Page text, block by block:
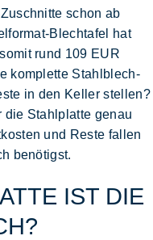
schon ab
Blechtafel hat
rund 109 EUR
komplette Stahlblech-
in den Keller stellen?
die Stahlplatte genau
und Reste fallen
benötigst.
IST DIE